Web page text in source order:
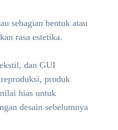
sebagian bentuk atau
rasa estetika.
dan GUI
produk
hias untuk
desain sebelumnya